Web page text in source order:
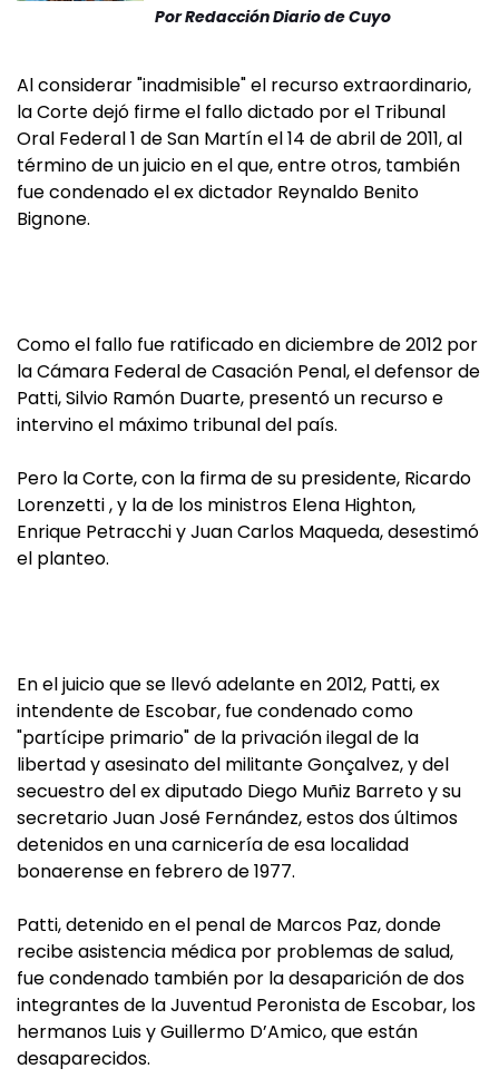
PorRedacción Diario de Cuyo
Al considerar "inadmisible" el recurso extraordinario,
la Corte dejó firme el fallo dictado por el Tribunal
Oral Federal 1 de San Martín el 14 de abril de 2011, al
término de un juicio en el que, entre otros, también
fue condenado el ex dictador Reynaldo Benito
Bignone.
Como el fallo fue ratificado en diciembre de 2012 por
la Cámara Federal de Casación Penal, el defensor de
Patti, Silvio Ramón Duarte, presentó un recurso e
intervino el máximo tribunal del país.
Pero la Corte, con la firma de su presidente, Ricardo
Lorenzetti , y la de los ministros Elena Highton,
Enrique Petracchi y Juan Carlos Maqueda, desestimó
el planteo.
En el juicio que se llevó adelante en 2012, Patti, ex
intendente de Escobar, fue condenado como
"partícipe primario" de la privación ilegal de la
libertad y asesinato del militante Gonçalvez, y del
secuestro del ex diputado Diego Muñiz Barreto y su
secretario Juan José Fernández, estos dos últimos
detenidos en una carnicería de esa localidad
bonaerense en febrero de 1977.
Patti, detenido en el penal de Marcos Paz, donde
recibe asistencia médica por problemas de salud,
fue condenado también por la desaparición de dos
integrantes de la Juventud Peronista de Escobar, los
hermanos Luis y Guillermo D’Amico, que están
desaparecidos.